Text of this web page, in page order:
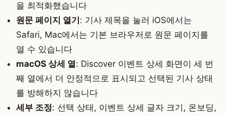
을 최적화했습니다
원문 페이지 열기 : 기사 제목을 눌러 iOS에서는
Safari, Mac에서는 기본 브라우저로 원문 페이지를
열 수 있습니다
macOS 상세 열: Discover 이벤트 상세 화면이 세 번
째 열에서 더 안정적으로 표시되고 선택된 기사 상태
를 방해하지 않습니다
세부 조정: 선택 상태, 이벤트 상세 글자 크기, 온보딩,